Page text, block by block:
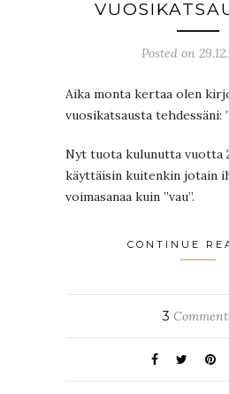
Posted on
Aika monta kertaa olen
vuosikatsausta tehdessäni:
Nyt tuota kulunutta vuotta
käyttäisin kuitenkin jotain
voimasanaa kuin ”vau”.
CONTINUE
3